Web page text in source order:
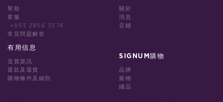
幫助
客服
+853 2856 3576
常見問題解答
有用信息
送貨資訊
退款及退貨
購物條件及細則
關於
消息
店鋪
SIGNUM購物
品牌
龐物
綴品